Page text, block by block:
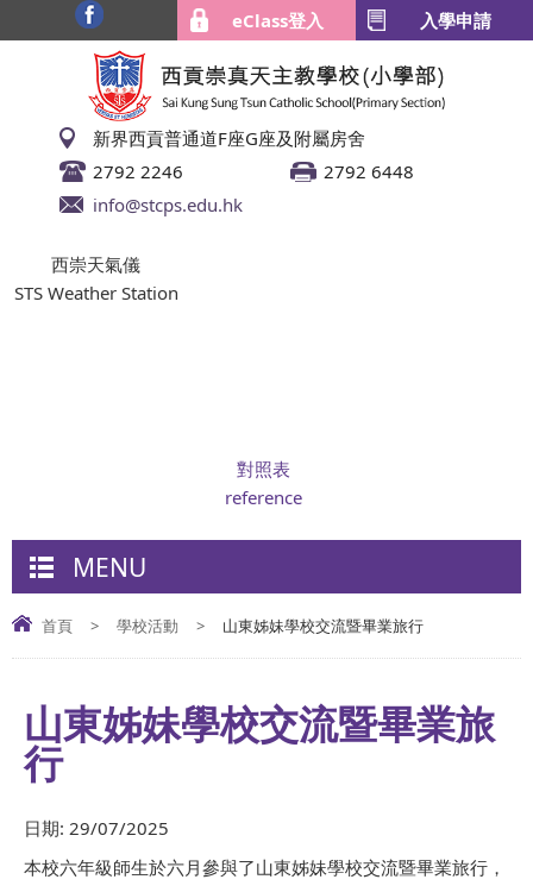
eClass登入 入學申請
新界西貢普通道F座G座及附屬房舍
2792 2246
2792 6448
info@stcps.edu.hk
西崇天氣儀
STS Weather Station
對照表
reference
MENU
首頁 > 學校活動 > 山東姊妹學校交流暨畢業旅行
山東姊妹學校交流暨畢業旅
行
日期: 29/07/2025
本校六年級師生於六月參與了山東姊妹學校交流暨畢業旅行，